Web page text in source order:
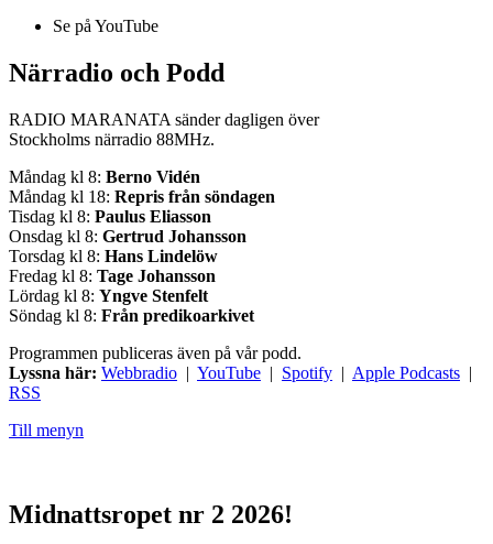
Se på YouTube
Närradio och Podd
RADIO MARANATA sänder dagligen över
Stockholms närradio 88MHz.
Måndag kl 8: Berno Vidén
Måndag kl 18: Repris från söndagen
Tisdag kl 8: Paulus Eliasson
Onsdag kl 8: Gertrud Johansson
Torsdag kl 8: Hans Lindelöw
Fredag kl 8: Tage Johansson
Lördag kl 8: Yngve Stenfelt
Söndag kl 8: Från predikoarkivet
Programmen publiceras även på vår podd.
Lyssna här: Webbradio | YouTube | Spotify | Apple Podcasts |
RSS
Till menyn
Midnattsropet nr 2 2026!